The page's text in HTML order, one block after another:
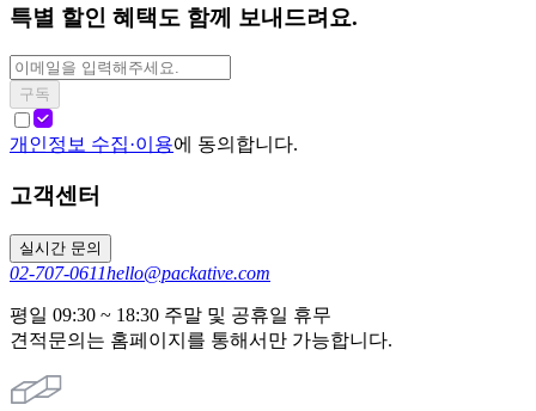
특별 할인 혜택도 함께 보내드려요.
구독
개인정보 수집·이용에 동의합니다.
고객센터
실시간 문의
02-707-0611hello@packative.com
평일 09:30 ~ 18:30 주말 및 공휴일 휴무
견적문의는 홈페이지를 통해서만 가능합니다.